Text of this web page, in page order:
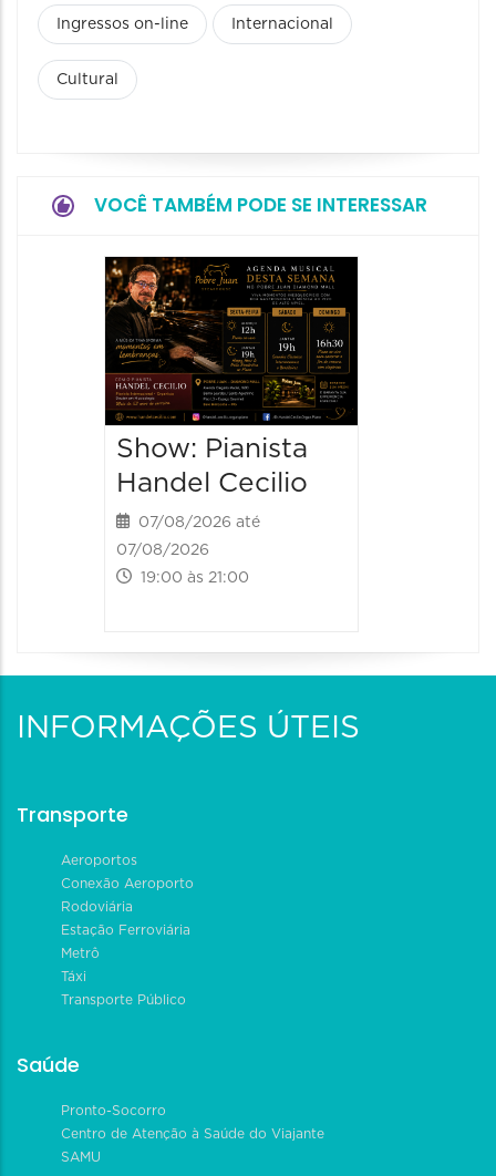
Ingressos on-line Internacional
Cultural
VOCÊ TAMBÉM PODE SE INTERESSAR
Show: Pianista
Handel Cecilio
07/08/2026 até
07/08/2026
19:00 às 21:00
INFORMAÇÕES ÚTEIS
Transporte
Aeroportos
Conexão Aeroporto
Rodoviária
Estação Ferroviária
Metrô
Táxi
Transporte Público
Saúde
Pronto-Socorro
Centro de Atenção à Saúde do Viajante
SAMU